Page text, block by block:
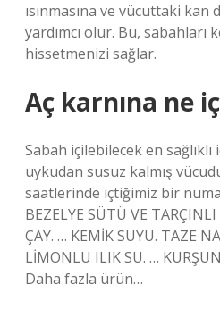
ısınmasına ve vücuttaki kan
yardımcı olur. Bu, sabahları
hissetmenizi sağlar.
Aç karnına ne
Sabah içilebilecek en sağlıklı
uykudan susuz kalmış
saatlerinde içtiğimiz bir
BEZELYE SÜTÜ VE
ÇAY. … KEMİK SUYU. TAZE
LİMONLU ILIK SU. …
Daha fazla ürün…